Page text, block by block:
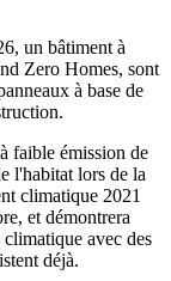
un bâtiment à
Zero Homes, sont
à base de
faible émission de
l'habitat lors de la
climatique 2021
et démontrera
avec des
déjà.